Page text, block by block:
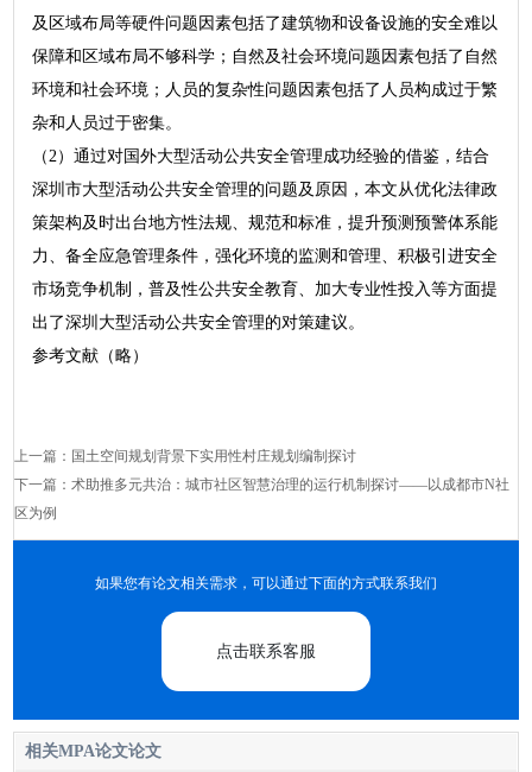
及区域布局等硬件问题因素包括了建筑物和设备设施的安全难以
保障和区域布局不够科学；自然及社会环境问题因素包括了自然
环境和社会环境；人员的复杂性问题因素包括了人员构成过于繁
杂和人员过于密集。
（2）通过对国外大型活动公共安全管理成功经验的借鉴，结合
深圳市大型活动公共安全管理的问题及原因，本文从优化法律政
策架构及时出台地方性法规、规范和标准，提升预测预警体系能
力、备全应急管理条件，强化环境的监测和管理、积极引进安全
市场竞争机制，普及性公共安全教育、加大专业性投入等方面提
出了深圳大型活动公共安全管理的对策建议。
参考文献（略）
上一篇： 国土空间规划背景下实用性村庄规划编制探讨
下一篇：术助推多元共治：城市社区智慧治理的运行机制探讨——以成都市N社
区为例
如果您有论文相关需求，可以通过下面的方式联系我们
点击联系客服
相关MPA论文论文